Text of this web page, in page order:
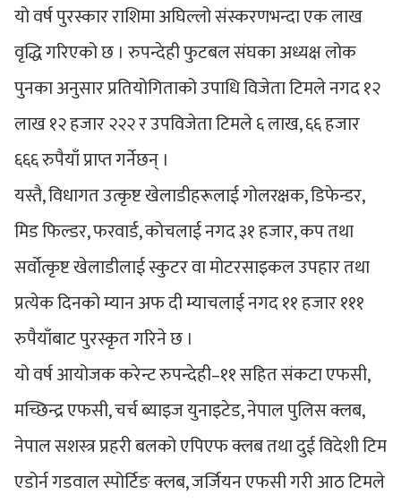
यो वर्ष पुरस्कार राशिमा अघिल्लो संस्करणभन्दा एक लाख
वृद्धि गरिएको छ । रुपन्देही फुटबल संघका अध्यक्ष लोक
पुनका अनुसार प्रतियोगिताको उपाधि विजेता टिमले नगद १२
लाख १२ हजार २२२ र उपविजेता टिमले ६ लाख, ६६ हजार
६६६ रुपैयाँ प्राप्त गर्नेछन् ।
यस्तै, विधागत उत्कृष्ट खेलाडीहरूलाई गोलरक्षक, डिफेन्डर,
मिड फिल्डर, फरवार्ड, कोचलाई नगद ३१ हजार, कप तथा
सर्वोत्कृष्ट खेलाडीलाई स्कुटर वा मोटरसाइकल उपहार तथा
प्रत्येक दिनको म्यान अफ दी म्याचलाई नगद ११ हजार १११
रुपैयाँबाट पुरस्कृत गरिने छ ।
यो वर्ष आयोजक करेन्ट रुपन्देही–११ सहित संकटा एफसी,
मच्छिन्द्र एफसी, चर्च ब्याइज युनाइटेड, नेपाल पुलिस क्लब,
नेपाल सशस्त्र प्रहरी बलको एपिएफ क्लब तथा दुई विदेशी टिम
एडोर्न गडवाल स्पोर्टिङ क्लब, जर्जियन एफसी गरी आठ टिमले